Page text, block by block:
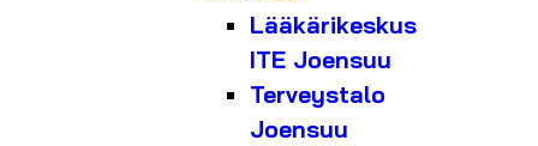
Lääkärikeskus
ITE Joensuu
Terveystalo
Joensuu